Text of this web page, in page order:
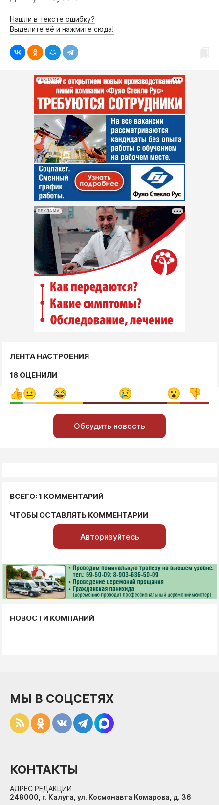
Нашли в тексте ошибку?
Выделите её и нажмите сюда!
РЕКЛАМА
РЕКЛАМА
ЛЕНТА НАСТРОЕНИЯ
18 ОЦЕНИЛИ
Обсудить новость
ВСЕГО: 1 КОММЕНТАРИЙ
ЧТОБЫ ОСТАВЛЯТЬ КОММЕНТАРИИ
Авторизуйтесь
НОВОСТИ КОМПАНИЙ
МЫ В СОЦСЕТЯХ
КОНТАКТЫ
АДРЕС РЕДАКЦИИ
248000, г. Калуга, ул. Космонавта Комарова, д. 36